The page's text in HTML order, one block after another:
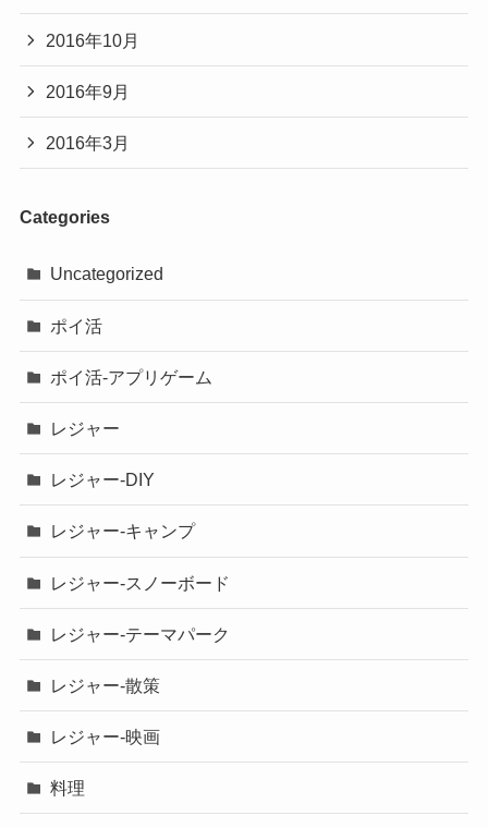
2016年10月
2016年9月
2016年3月
Categories
Uncategorized
ポイ活
ポイ活-アプリゲーム
レジャー
レジャー-DIY
レジャー-キャンプ
レジャー-スノーボード
レジャー-テーマパーク
レジャー-散策
レジャー-映画
料理